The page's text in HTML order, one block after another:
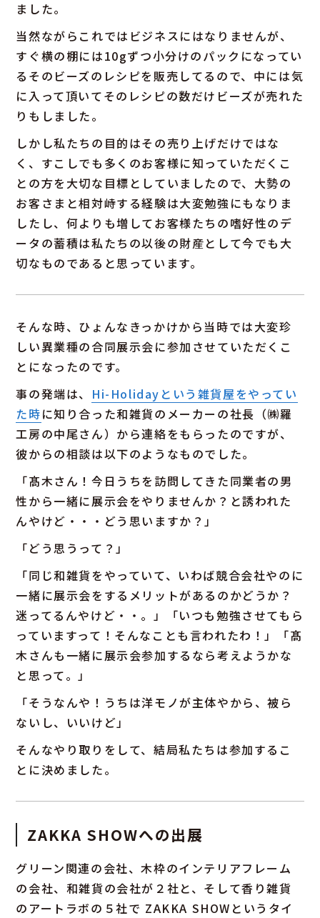
ました。
当然ながらこれではビジネスにはなりませんが、
すぐ横の棚には10gずつ小分けのパックになってい
るそのビーズのレシピを販売してるので、中には気
に入って頂いてそのレシピの数だけビーズが売れた
りもしました。
しかし私たちの目的はその売り上げだけではな
く、すこしでも多くのお客様に知っていただくこ
との方を大切な目標としていましたので、大勢の
お客さまと相対峙する経験は大変勉強にもなりま
したし、何よりも増してお客様たちの嗜好性のデ
ータの蓄積は私たちの以後の財産として今でも大
切なものであると思っています。
そんな時、ひょんなきっかけから当時では大変珍
しい異業種の合同展示会に参加させていただくこ
とになったのです。
事の発端は、 Hi-Holidayという雑貨屋をやってい
た時に知り合った和雑貨のメーカーの社長（㈱羅
工房の中尾さん）から連絡をもらったのですが、
彼からの相談は以下のようなものでした。
「髙木さん！今日うちを訪問してきた同業者の男
性から一緒に展示会をやりませんか？と誘われた
んやけど・・・どう思いますか？」
「どう思うって？」
「同じ和雑貨をやっていて、いわば競合会社やのに
一緒に展示会をするメリットがあるのかどうか？
迷ってるんやけど・・。」「いつも勉強させてもら
っていますって！そんなことも言われたわ！」「髙
木さんも一緒に展示会参加するなら考えようかな
と思って。」
「そうなんや！うちは洋モノが主体やから、被ら
ないし、いいけど」
そんなやり取りをして、結局私たちは参加するこ
とに決めました。
ZAKKA SHOWへの出展
グリーン関連の会社、木枠のインテリアフレーム
の会社、和雑貨の会社が２社と、そして香り雑貨
のアートラボの５社で ZAKKA SHOWというタイ